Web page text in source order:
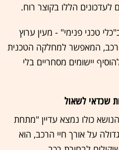
הללו בקוצר רוח.
טכני פנימי" - מעין ערוץ
המאפשר למחלקה הטכנית
יישומים מסחריים בלי
שכדאי לשאול
כולו נמצא עדיין "מתחת
על אורך חיי הרכב, הוא